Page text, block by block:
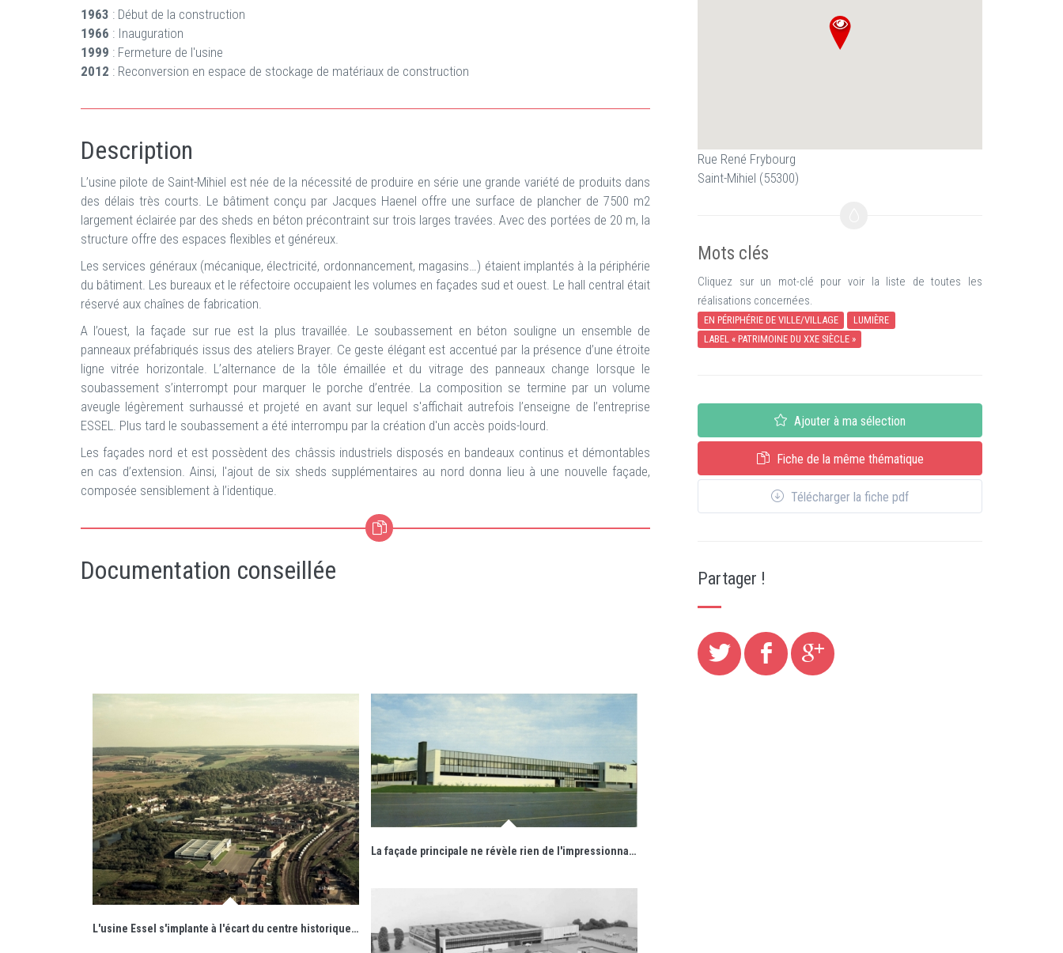
1963 : Début de la construction
1966 : Inauguration
1999 : Fermeture de l'usine
2012 : Reconversion en espace de stockage de matériaux de construction
Description
L’usine pilote de Saint-Mihiel est née de la nécessité de produire en série une grande variété de produits dans
des délais très courts. Le bâtiment conçu par Jacques Haenel offre une surface de plancher de 7500 m2
largement éclairée par des sheds en béton précontraint sur trois larges travées. Avec des portées de 20 m, la
structure offre des espaces flexibles et généreux.
Les services généraux (mécanique, électricité, ordonnancement, magasins…) étaient implantés à la périphérie
du bâtiment. Les bureaux et le réfectoire occupaient les volumes en façades sud et ouest. Le hall central était
réservé aux chaînes de fabrication.
A l’ouest, la façade sur rue est la plus travaillée. Le soubassement en béton souligne un ensemble de
panneaux préfabriqués issus des ateliers Brayer. Ce geste élégant est accentué par la présence d’une étroite
ligne vitrée horizontale. L’alternance de la tôle émaillée et du vitrage des panneaux change lorsque le
soubassement s’interrompt pour marquer le porche d’entrée. La composition se termine par un volume
aveugle légèrement surhaussé et projeté en avant sur lequel s'affichait autrefois l’enseigne de l’entreprise
ESSEL. Plus tard le soubassement a été interrompu par la création d'un accès poids-lourd.
Les façades nord et est possèdent des châssis industriels disposés en bandeaux continus et démontables
en cas d’extension. Ainsi, l'ajout de six sheds supplémentaires au nord donna lieu à une nouvelle façade,
composée sensiblement à l’identique.
Documentation conseillée
L'usine Essel s'implante à l'écart du centre historique de Saint-Mihiel sur un terrain bordé par la Meuse et la voie ferrée.
La façade principale ne révèle rien de l'impressionnante structure qu'elle cache.
Rue René Frybourg
Saint-Mihiel (55300)
Mots clés
Cliquez sur un mot-clé pour voir la liste de toutes les
réalisations concernées.
EN PÉRIPHÉRIE DE VILLE/VILLAGE
LUMIÈRE
LABEL « PATRIMOINE DU XXE SIÈCLE »
Ajouter à ma sélection
Fiche de la même thématique
Télécharger la fiche pdf
Partager !